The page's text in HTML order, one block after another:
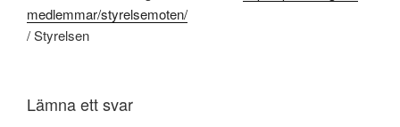
medlemmar/styrelsemoten/
/ Styrelsen
Lämna ett svar